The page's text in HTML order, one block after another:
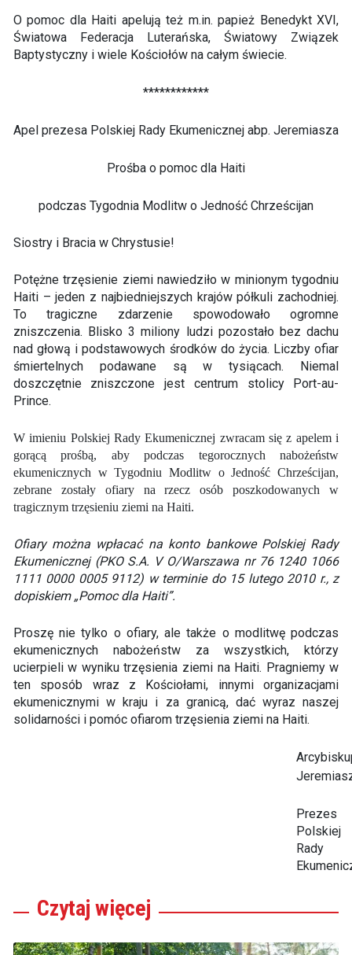
O pomoc dla Haiti apelują też m.in. papież Benedykt XVI,
Światowa Federacja Luterańska, Światowy Związek
Baptystyczny i wiele Kościołów na całym świecie.
************
Apel prezesa Polskiej Rady Ekumenicznej abp. Jeremiasza
Prośba o pomoc dla Haiti
podczas Tygodnia Modlitw o Jedność Chrześcijan
Siostry i Bracia w Chrystusie!
Potężne trzęsienie ziemi nawiedziło w minionym tygodniu
Haiti – jeden z najbiedniejszych krajów półkuli zachodniej.
To tragiczne zdarzenie spowodowało ogromne
zniszczenia. Blisko 3 miliony ludzi pozostało bez dachu
nad głową i podstawowych środków do życia. Liczby ofiar
śmiertelnych podawane są w tysiącach. Niemal
doszczętnie zniszczone jest centrum stolicy Port-au-
Prince.
W imieniu Polskiej Rady Ekumenicznej zwracam się z apelem i
gorącą prośbą, aby podczas tegorocznych nabożeństw
ekumenicznych w Tygodniu Modlitw o Jedność Chrześcijan,
zebrane zostały ofiary na rzecz osób poszkodowanych w
tragicznym trzęsieniu ziemi na Haiti.
Ofiary można wpłacać na konto bankowe Polskiej Rady
Ekumenicznej (PKO S.A. V O/Warszawa nr 76 1240 1066
1111 0000 0005 9112) w terminie do 15 lutego 2010 r., z
dopiskiem „Pomoc dla Haiti”.
Proszę nie tylko o ofiary, ale także o modlitwę podczas
ekumenicznych nabożeństw za wszystkich, którzy
ucierpieli w wyniku trzęsienia ziemi na Haiti. Pragniemy w
ten sposób wraz z Kościołami, innymi organizacjami
ekumenicznymi w kraju i za granicą, dać wyraz naszej
solidarności i pomóc ofiarom trzęsienia ziemi na Haiti.
Prezes
Polskiej
Rady
Czytaj więcej